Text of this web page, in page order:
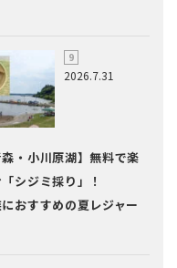
2026.7.31
森・小川原湖】無料で楽
シジミ採り」！
おすすめの夏レジャー